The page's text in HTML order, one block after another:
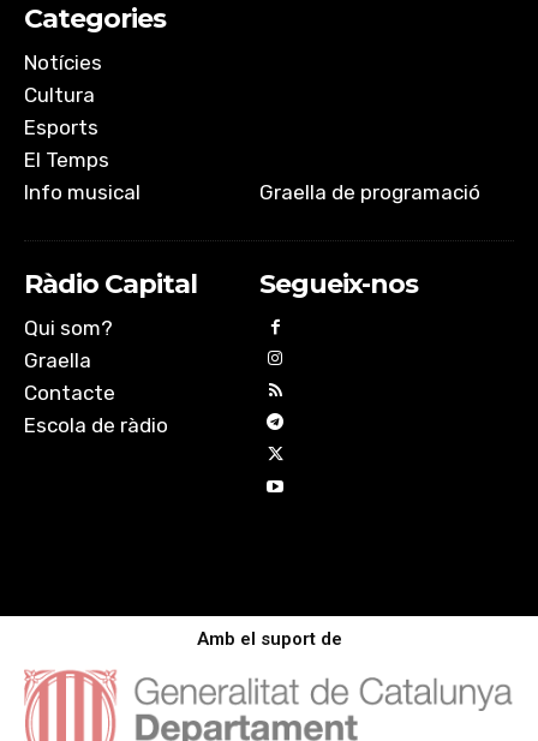
Categories
Notícies
Cultura
Esports
El Temps
Info musical
Graella de programació
Ràdio Capital
Qui som?
Graella
Contacte
Escola de ràdio
Segueix-nos
Amb el suport de